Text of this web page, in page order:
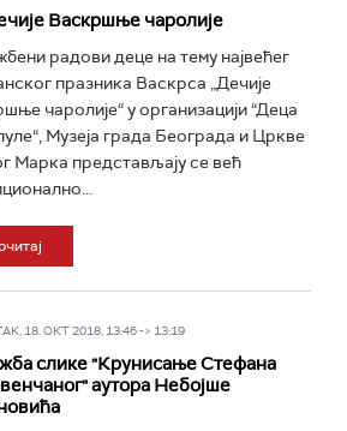
Васкршње чаролије
радови деце на тему највећег
празника Васкрса „Дечије
чаролије“ у организацији “Деца
Музеја града Београда и Цркве
Марка представљају се већ
18. ОКТ 2018, 13:46 -> 13:19
слике "Крунисање Стефана
аутора Небојше